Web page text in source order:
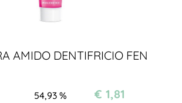
AMIDO DENTIFRICIO FEN
%
54,93 € 1,81